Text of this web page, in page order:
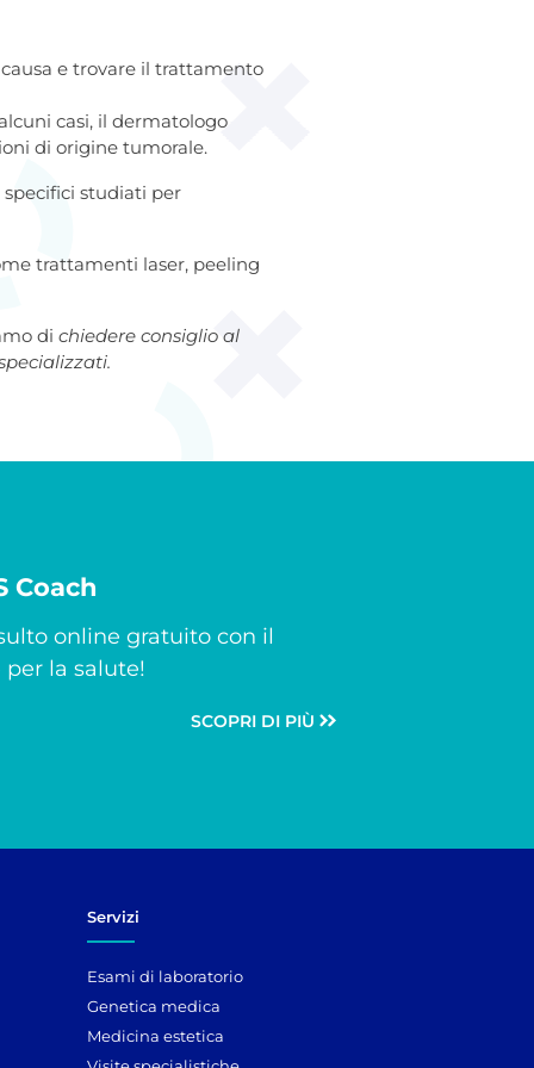
e trovare il trattamento
casi, il dermatologo
di origine tumorale.
studiati per
trattamenti laser, peeling
di chiedere consiglio al
Coach
online gratuito con il
la salute!
SCOPRI DI PIÙ
Servizi
Esami di laboratorio
Genetica medica
Medicina estetica